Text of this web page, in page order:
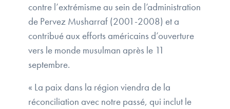
contre l’extrémisme au sein de l’administration
de Pervez Musharraf (2001-2008) et a
contribué aux efforts américains d’ouverture
vers le monde musulman après le 11
septembre.
« La paix dans la région viendra de la
réconciliation avec notre passé, qui inclut le